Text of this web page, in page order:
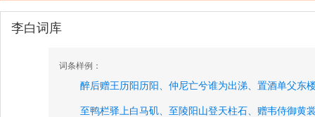
李白词库
词条样例：
醉后赠王历阳历阳、 仲尼亡兮谁为出涕、 置酒单父东
至鸭栏驿上白马矶、 至陵阳山登天柱石、 赠韦侍御黄